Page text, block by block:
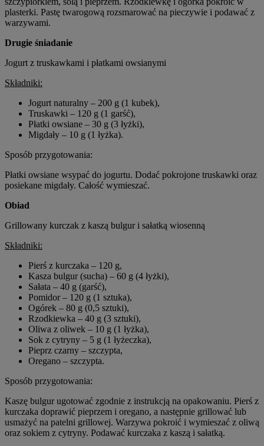
plasterki. Pastę twarogową rozsmarować na pieczywie i podawać z
warzywami.
Drugie śniadanie
Jogurt z truskawkami i płatkami owsianymi
Składniki:
Jogurt naturalny – 200 g (1 kubek),
Truskawki – 120 g (1 garść),
Płatki owsiane – 30 g (3 łyżki),
Migdały – 10 g (1 łyżka).
Sposób przygotowania:
Płatki owsiane wsypać do jogurtu. Dodać pokrojone truskawki oraz
posiekane migdały. Całość wymieszać.
Obiad
Grillowany kurczak z kaszą bulgur i sałatką wiosenną
Składniki:
Pierś z kurczaka – 120 g,
Kasza bulgur (sucha) – 60 g (4 łyżki),
Sałata – 40 g (garść),
Pomidor – 120 g (1 sztuka),
Ogórek – 80 g (0,5 sztuki),
Rzodkiewka – 40 g (3 sztuki),
Oliwa z oliwek – 10 g (1 łyżka),
Sok z cytryny – 5 g (1 łyżeczka),
Pieprz czarny – szczypta,
Oregano – szczypta.
Sposób przygotowania:
Kaszę bulgur ugotować zgodnie z instrukcją na opakowaniu. Pierś z
kurczaka doprawić pieprzem i oregano, a następnie grillować lub
usmażyć na patelni grillowej. Warzywa pokroić i wymieszać z oliwą
oraz sokiem z cytryny. Podawać kurczaka z kaszą i sałatką.